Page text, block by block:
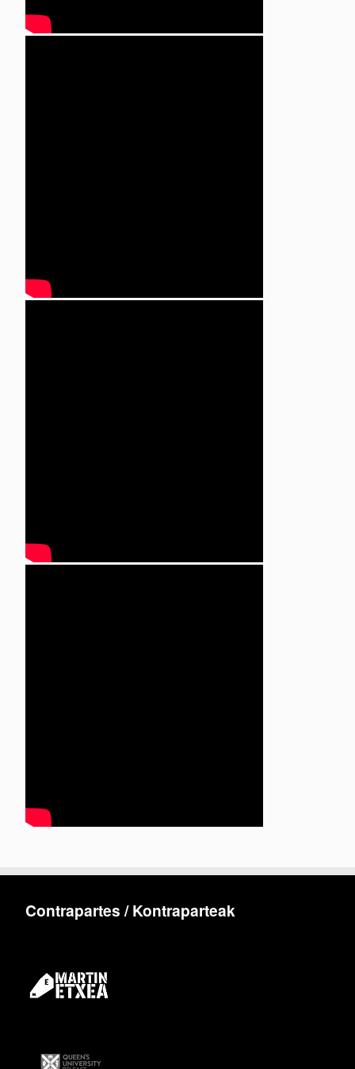
Contrapartes / Kontraparteak